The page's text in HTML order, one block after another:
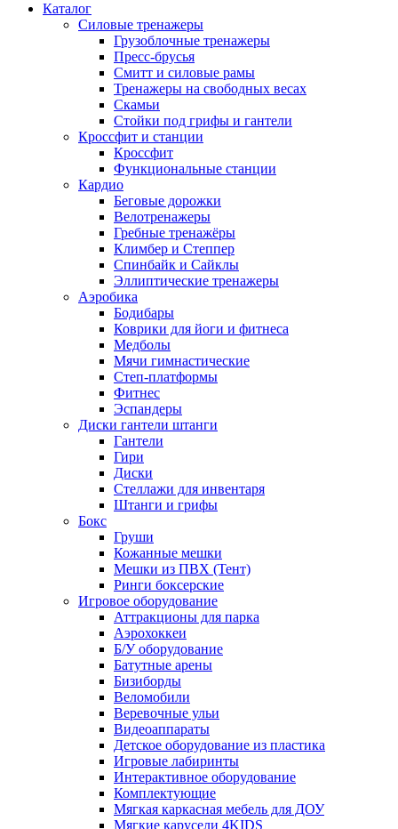
Каталог
Силовые тренажеры
Грузоблочные тренажеры
Пресс-брусья
Смитт и силовые рамы
Тренажеры на свободных весах
Скамьи
Стойки под грифы и гантели
Кроссфит и станции
Кроссфит
Функциональные станции
Кардио
Беговые дорожки
Велотренажеры
Гребные тренажёры
Климбер и Степпер
Спинбайк и Сайклы
Эллиптические тренажеры
Аэробика
Бодибары
Коврики для йоги и фитнеса
Медболы
Мячи гимнастические
Степ-платформы
Фитнес
Эспандеры
Диски гантели штанги
Гантели
Гири
Диски
Стеллажи для инвентаря
Штанги и грифы
Бокс
Груши
Кожанные мешки
Мешки из ПВХ (Тент)
Ринги боксерские
Игровое оборудование
Аттракционы для парка
Аэрохоккеи
Б/У оборудование
Батутные арены
Бизиборды
Веломобили
Веревочные ульи
Видеоаппараты
Детское оборудование из пластика
Игровые лабиринты
Интерактивное оборудование
Комплектующие
Мягкая каркасная мебель для ДОУ
Мягкие карусели 4KIDS